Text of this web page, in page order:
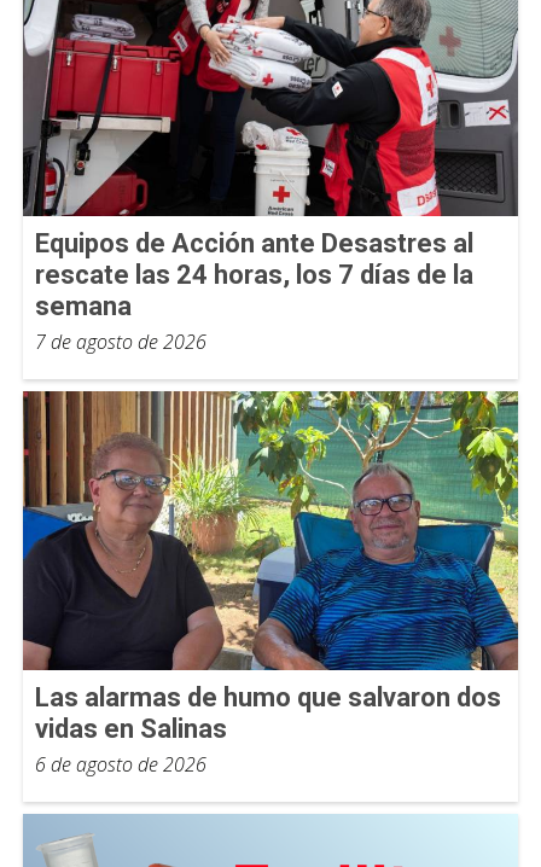
Equipos de Acción ante Desastres al
rescate las 24 horas, los 7 días de la
semana
7 de agosto de 2026
Las alarmas de humo que salvaron dos
vidas en Salinas
6 de agosto de 2026